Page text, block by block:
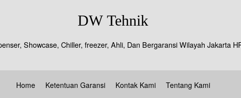
DW Tehnik
Showcase, Chiller, freezer, Ahli, Dan Bergaransi Wilayah Jakarta
Home Ketentuan Garansi Kontak Kami Tentang Kami